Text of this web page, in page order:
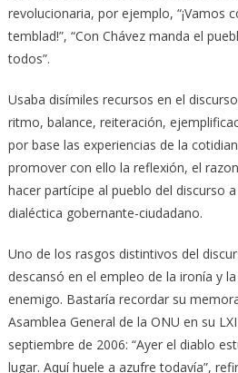
revolucionaria, por ejemplo, “¡Vamos
temblad!”, “Con Chávez manda el
todos”.
Usaba disímiles recursos en el
ritmo, balance, reiteración,
por base las experiencias de la
promover con ello la reflexión, el
hacer partícipe al pueblo del discurso
dialéctica gobernante-ciudadano.
Uno de los rasgos distintivos del
descansó en el empleo de la ironía y
enemigo. Bastaría recordar su
Asamblea General de la ONU en su
septiembre de 2006: “Ayer el diablo
lugar. Aquí huele a azufre todavía”,